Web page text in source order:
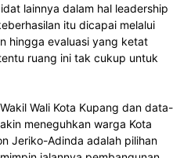
lainnya dalam hal leadership
itu dicapai melalui
hingga evaluasi yang ketat
ruang ini tak cukup untuk
Wali Kota Kupang dan data-
meneguhkan warga Kota
Jeriko-Adinda adalah pilihan